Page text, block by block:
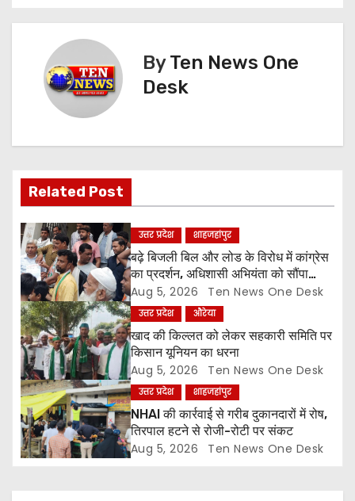
s
v
g
a
t
i
o
n
ByTen News One
Desk
Related Post
उत्तर प्रदेश शाहजहांपुर
बढ़े बिजली बिल और लोड के विरोध में कांग्रेस
का प्रदर्शन, अधिशासी अभियंता को सौंपा
ज्ञापन
Aug 5, 2026 Ten News One Desk
उत्तर प्रदेश औरेया
खाद की किल्लत को लेकर सहकारी समिति पर
किसान यूनियन का धरना
Aug 5, 2026 Ten News One Desk
उत्तर प्रदेश शाहजहांपुर
NHAI की कार्रवाई से गरीब दुकानदारों में रोष,
तिरपाल हटने से रोजी-रोटी पर संकट
Aug 5, 2026 Ten News One Desk